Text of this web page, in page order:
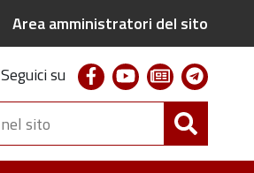
Area amministratori del sito
Seguici su facebookyoutubenewsletter
Cerca
nel
sito